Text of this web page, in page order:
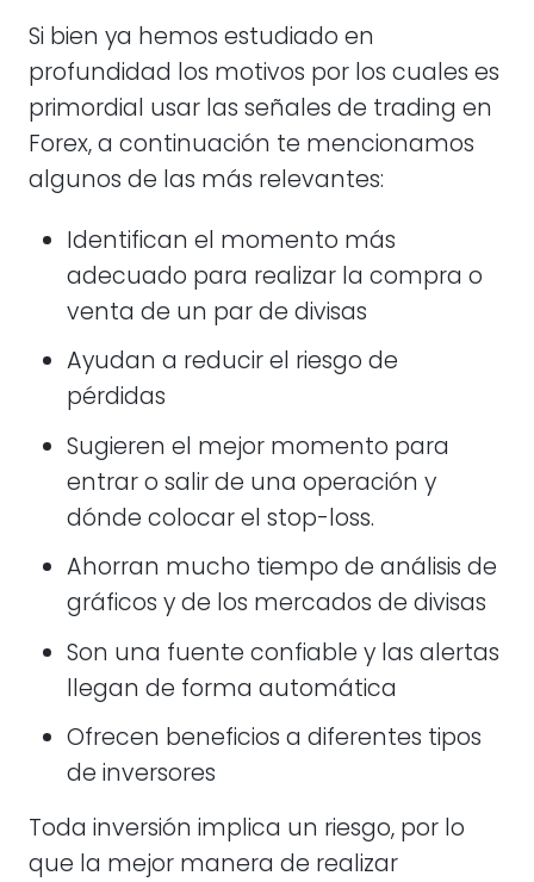
Si bien ya hemos estudiado en
profundidad los motivos por los cuales es
primordial usar las señales de trading en
Forex, a continuación te mencionamos
algunos de las más relevantes:
Identifican el momento más
adecuado para realizar la compra o
venta de un par de divisas
Ayudan a reducir el riesgo de
pérdidas
Sugieren el mejor momento para
entrar o salir de una operación y
dónde colocar el stop-loss.
Ahorran mucho tiempo de análisis de
gráficos y de los mercados de divisas
Son una fuente confiable y las alertas
llegan de forma automática
Ofrecen beneficios a diferentes tipos
de inversores
Toda inversión implica un riesgo, por lo
que la mejor manera de realizar